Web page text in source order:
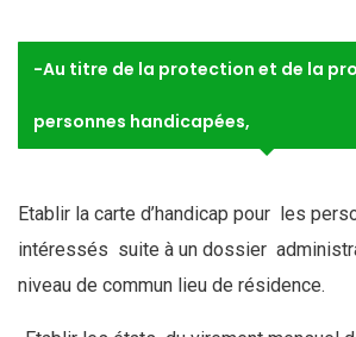
-Au titre de la protection et de la
personnes handicapées,
Etablir la carte d’handicap pour les
intéressés suite à un dossier
niveau de commun lieu de résidence.